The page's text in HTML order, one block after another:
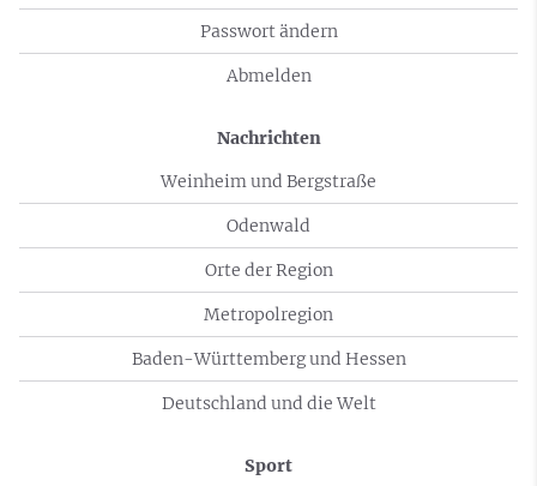
Passwort ändern
Abmelden
Nachrichten
Weinheim und Bergstraße
Odenwald
Orte der Region
Metropolregion
Baden-Württemberg und Hessen
Deutschland und die Welt
Sport